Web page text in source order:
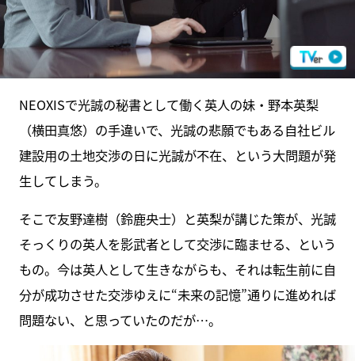
NEOXISで光誠の秘書として働く英人の妹・野本英梨
（横田真悠）の手違いで、光誠の悲願でもある自社ビル
建設用の土地交渉の日に光誠が不在、という大問題が発
生してしまう。
そこで友野達樹（鈴鹿央士）と英梨が講じた策が、光誠
そっくりの英人を影武者として交渉に臨ませる、という
もの。今は英人として生きながらも、それは転生前に自
分が成功させた交渉ゆえに“未来の記憶”通りに進めれば
問題ない、と思っていたのだが…。